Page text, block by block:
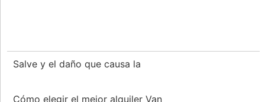
Salve y el daño que causa la
Cómo elegir el mejor alquiler Van